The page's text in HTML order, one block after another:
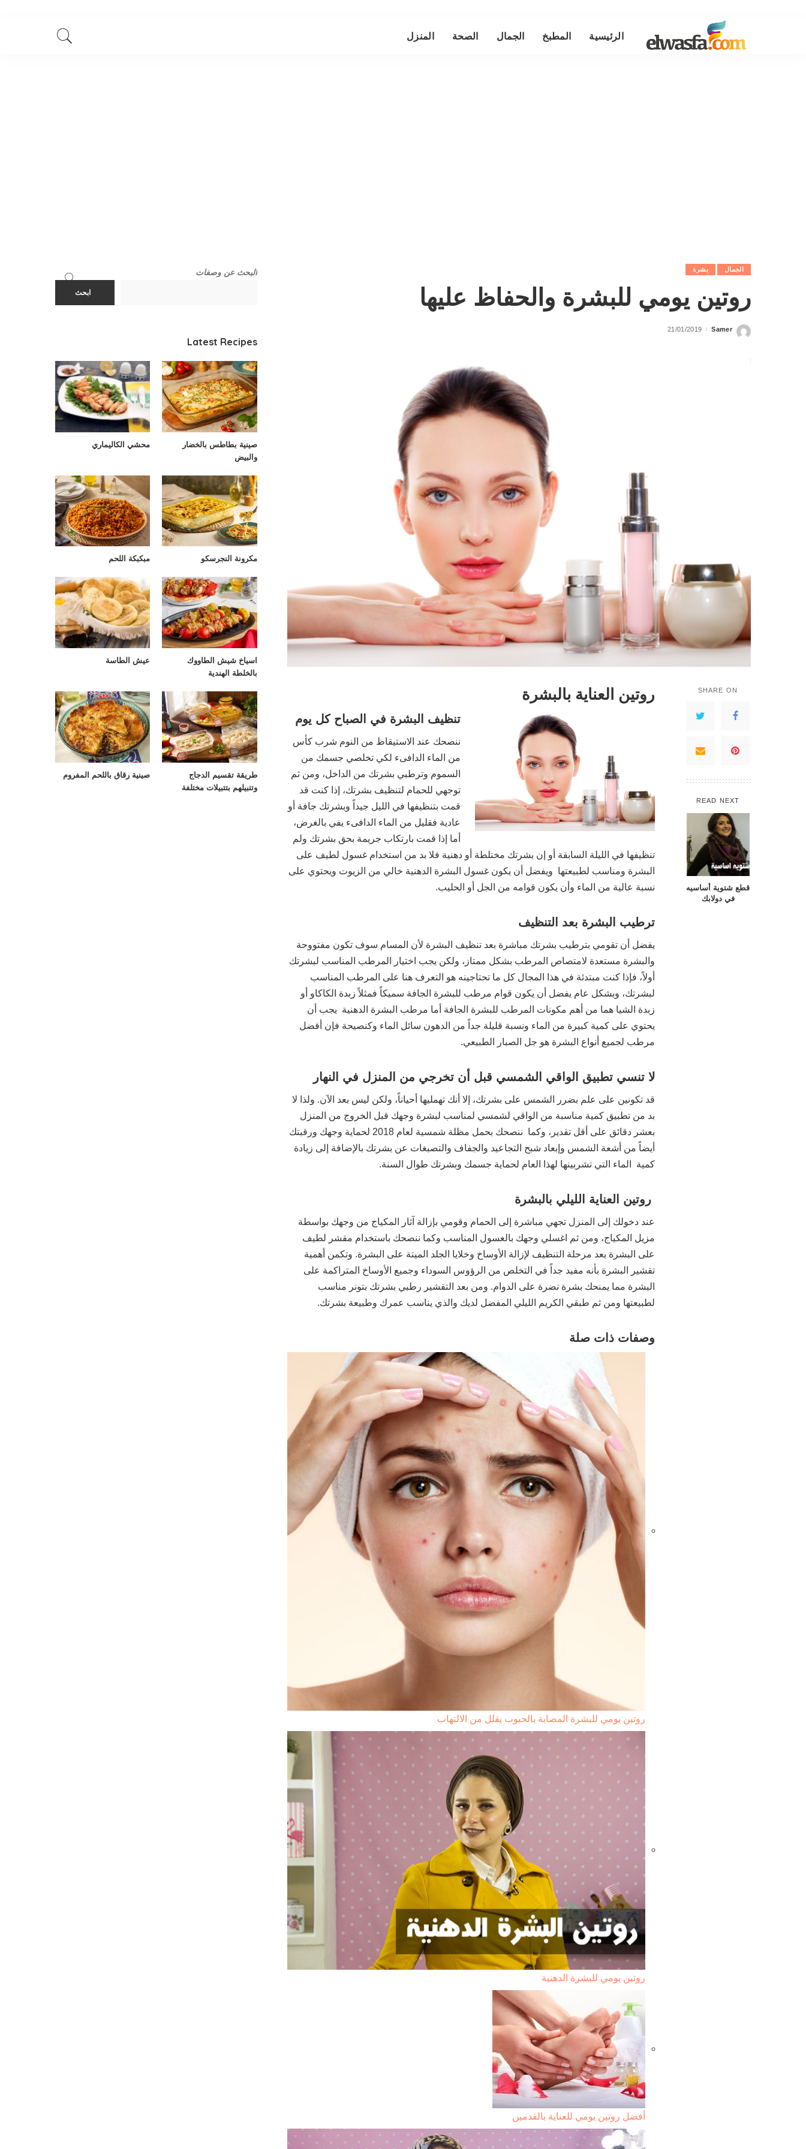
الرئيسية المطبخ الجمال الصحة المنزل
الجمال بشرة
روتين يومي للبشرة والحفاظ عليها
Posted
Samer
21/01/2019
SHARE ON
READ NEXT
قطع شتوية أساسيه
في دولابك
روتين العناية بالبشرة
تنظيف البشرة في الصباح كل يوم
ننصحك عند الاستيقاظ من النوم شرب كأس
من الماء الدافىء لكي تخلصي جسمك من
السموم وترطبي بشرتك من الداخل، ومن ثم
توجهي للحمام لتنظيف بشرتك، إذا كنت قد
قمت بتنظيفها في الليل جيداً وبشرتك جافة أو
عادية فقليل من الماء الدافىء يفي بالغرض،
أما إذا قمت بارتكاب جريمة بحق بشرتك ولم
تنظيفها في الليلة السابقة أو إن بشرتك مختلطة أو دهنية فلا بد من استخدام غسول لطيف على
البشرة ومناسب لطبيعتها ويفضل أن يكون غسول البشرة الدهنية خالي من الزيوت ويحتوي على
نسبة عالية من الماء وأن يكون قوامه من الجل أو الحليب.
ترطيب البشرة بعد التنظيف
يفضل أن تقومي بترطيب بشرتك مباشرة بعد تنظيف البشرة لأن المسام سوف تكون مفتووحة
والبشرة مستعدة لامتصاص المرطب بشكل ممتاز، ولكن يجب اختيار المرطب المناسب لبشرتك
أولاً، فإذا كنت مبتدئة في هذا المجال كل ما تحتاجينه هو التعرف هنا على المرطب المناسب
لبشرتك، وبشكل عام يفضل أن يكون قوام مرطب للبشرة الجافة سميكاً فمثلاً زبدة الكاكاو أو
زبدة الشيا هما من أهم مكونات المرطب للبشرة الجافة أما مرطب البشرة الدهنية يجب أن
يحتوي على كمية كبيرة من الماء ونسبة قليلة جداً من الدهون سائل الماء وكنصيحة فإن أفضل
مرطب لجميع أنواع البشرة هو جل الصبار الطبيعي.
لا تنسي تطبيق الواقي الشمسي قبل أن تخرجي من المنزل في النهار
قد تكونين على علم بضرر الشمس على بشرتك، إلا أنك تهمليها أحياناً، ولكن ليس بعد الآن. ولذا لا
بد من تطبيق كمية مناسبة من الواقي لشمسي لمناسب لبشرة وجهك قبل الخروج من المنزل
بعشر دقائق على أقل تقدير، وكما ننصحك بحمل مظلة شمسية لعام 2018 لحماية وجهك ورقبتك
أيضاً من أشعة الشمس وإبعاد شبح التجاعيد والجفاف والتصبغات عن بشرتك بالإضافة إلى زيادة
كمية الماء التي تشربينها لهذا العام لحماية جسمك وبشرتك طوال السنة.
روتين العناية الليلي بالبشرة
عند دخولك إلى المنزل تجهي مباشرة إلى الحمام وقومي بإزالة آثار المكياج من وجهك بواسطة
مزيل المكياج، ومن ثم اغسلي وجهك بالغسول المناسب وكما ننصحك باستخدام مقشر لطيف
على البشرة بعد مرحلة التنظيف لإزالة الأوساخ وخلايا الجلد الميتة على البشرة. وتكمن أهمية
تقشير البشرة بأنه مفيد جداً في التخلص من الرؤوس السوداء وجميع الأوساخ المتراكمة على
البشرة مما يمنحك بشرة نضرة على الدوام. ومن بعد التقشير رطبي بشرتك بتونر مناسب
لطبيعتها ومن ثم طبقي الكريم الليلي المفضل لديك والذي يناسب عمرك وطبيعة بشرتك.
وصفات ذات صلة
روتين يومي للبشرة المصابة بالحبوب يقلل من الالتهاب
روتين يومي للبشرة الدهنية
أفضل روتين يومي للعناية بالقدمين
البحث عن وصفات
ابحث
Latest Recipes
صينية بطاطس بالخضار
والبيض
محشي الكاليماري
مكرونة النجرسكو مبكبكة اللحم
اسياخ شيش الطاووك
بالخلطة الهندية
عيش الطاسة
طريقة تقسيم الدجاج
وتتبيلهم بتتبيلات مختلفة
صينية رقاق باللحم المفروم